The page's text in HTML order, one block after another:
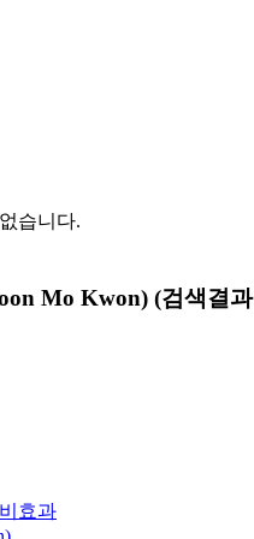
습니다.
Mo Kwon) (검색결
효과